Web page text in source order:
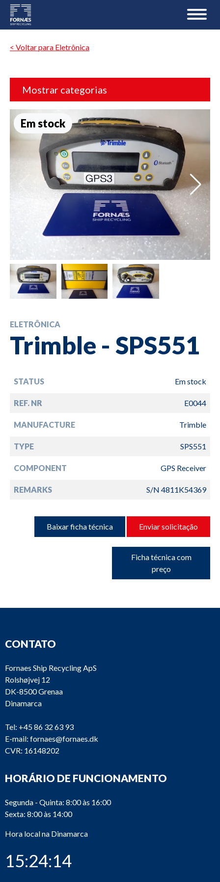
< Voltar para Eletrônica
Mostrar categorias
Em stock
ELETRÔNICA
Trimble - SPS551
STATUS Em stock
REF. NR E0044
MANUFACTURE Trimble
TYPE SPS551
COMPONENT GPS Receiver
REMARKS S/N 4811K54369
Baixar ficha técnica Enviar solicitação
Ficha técnica com
preço
CONTATO
Fornaes Ship Recycling ApS
Rolshøjvej 12
DK-8500 Grenaa
Dinamarca
Tel: +45 86 32 63 93
E-mail: fornaes@fornaes.dk
CVR: 16148202
HORÁRIO DE FUNCIONAMENTO
Segunda - Quinta: 8:00 às 16:00
Sexta: 8:00 às 14:00
Hora local na Dinamarca
15:24:14